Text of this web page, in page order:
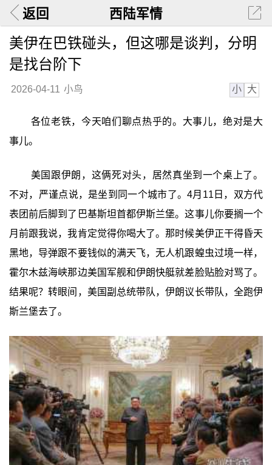
返回 西陆军情
美伊在巴铁碰头，但这哪是谈判，分明
是找台阶下
2026-04-11 小鸟 小 大
各位老铁，今天咱们聊点热乎的。大事儿，绝对是大
事儿。
美国跟伊朗，这俩死对头，居然真坐到一个桌上了。
不对，严谨点说，是坐到同一个城市了。4月11日，双方代
表团前后脚到了巴基斯坦首都伊斯兰堡。这事儿你要搁一个
月前跟我说，我肯定觉得你喝大了。那时候美伊正干得昏天
黑地，导弹跟不要钱似的满天飞，无人机跟蝗虫过境一样，
霍尔木兹海峡那边美国军舰和伊朗快艇就差脸贴脸对骂了。
结果呢？转眼间，美国副总统带队，伊朗议长带队，全跑伊
斯兰堡去了。